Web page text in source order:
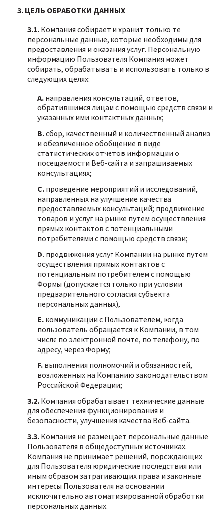
3. ЦЕЛЬ ОБРАБОТКИ ДАННЫХ
3.1. Компания собирает и хранит только те
персональные данные, которые необходимы для
предоставления и оказания услуг. Персональную
информацию Пользователя Компания может
собирать, обрабатывать и использовать только в
следующих целях:
А. направления консультаций, ответов,
обратившимся лицам с помощью средств связи и
указанных ими контактных данных;
B.сбор, качественный и количественный анализ
и обезличенное обобщение в виде
статистических отчетов информации о
посещаемости Веб-сайта и запрашиваемых
консультациях;
C. проведение мероприятий и исследований,
направленных на улучшение качества
предоставляемых консультаций; продвижение
товаров и услуг на рынке путем осуществления
прямых контактов с потенциальными
потребителями с помощью средств связи;
D. продвижения услуг Компании на рынке путем
осуществления прямых контактов с
потенциальным потребителем с помощью
Формы (допускается только при условии
предварительного согласия субъекта
персональных данных),
E. коммуникации с Пользователем, когда
пользователь обращается к Компании, в том
числе по электронной почте, по телефону, по
адресу, через Форму;
F. выполнения полномочий и обязанностей,
возложенных на Компанию законодательством
Российской Федерации;
3.2. Компания обрабатывает технические данные
для обеспечения функционирования и
безопасности, улучшения качества Веб-сайта.
3.3. Компания не размещает персональные данные
Пользователя в общедоступных источниках.
Компания не принимает решений, порождающих
для Пользователя юридические последствия или
иным образом затрагивающих права и законные
интересы Пользователя на основании
исключительно автоматизированной обработки
персональных данных.